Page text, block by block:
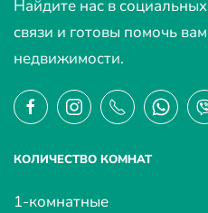
Найдите нас в
связи и готовы помочь
недвижимости.
КОЛИЧЕСТВО КОМНАТ
1-комнатные